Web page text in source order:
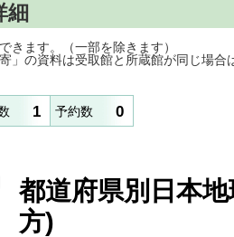
細
きます。（一部を除きます）
」の資料は受取館と所蔵館が同じ場合
1 予約数 0
都道府県別日本
方)